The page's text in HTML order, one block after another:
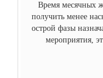
Время месячных
получить менее
острой фазы
мероприятия,